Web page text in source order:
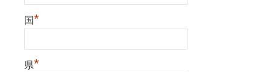
国*
県*